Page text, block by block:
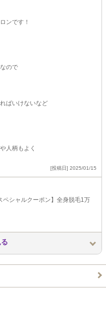
ンです！
ので
ばいけないなど
人柄もよく
[投稿日] 2025/01/15
ペシャルクーポン】全身脱毛1万